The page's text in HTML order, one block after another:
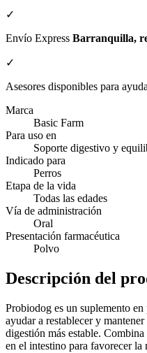
✓
Envío Express Barranquilla,
✓
Asesores disponibles para
Marca
Basic Farm
Para uso en
Soporte digestivo y
Indicado para
Perros
Etapa de la vida
Todas las edades
Vía de administración
Oral
Presentación farmacéutica
Polvo
Descripción del
Probiodog es un suplemento
ayudar a restablecer y
digestión más estable.
en el intestino para favorecer